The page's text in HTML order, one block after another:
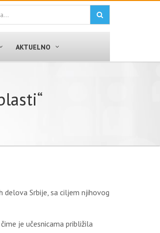
AKTUELNO
delova Srbije, sa ciljem njihovog
je učesnicama približila